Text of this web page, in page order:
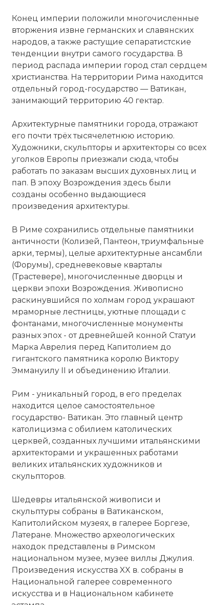
Конец империи положили многочисленные
вторжения извне германских и славянских
народов, а также растущие сепаратистские
тенденции внутри самого государства. В
период распада империи город стал сердцем
христианства. На территории Рима находится
отдельный город-государство — Ватикан,
занимающий территорию 40 гектар.
Архитектурные памятники города, отражают
его почти трёх тысячелетнюю историю.
Художники, скульпторы и архитекторы со всех
уголков Европы приезжали сюда, чтобы
работать по заказам высших духовных лиц и
пап. В эпоху Возрождения здесь были
созданы особенно выдающиеся
произведения архитектуры.
В Риме сохранились отдельные памятники
античности (Колизей, Пантеон, триумфальные
арки, термы), целые архитектурные ансамбли
(Форумы), средневековые кварталы
(Трастевере), многочисленные дворцы и
церкви эпохи Возрождения. Живописно
раскинувшийся по холмам город украшают
мраморные лестницы, уютные площади с
фонтанами, многочисленные монументы
разных эпох - от древнейшей конной Статуи
Марка Аврелия перед Капитолием до
гигантского памятника королю Виктору
Эммануилу II и объединению Италии.
Рим - уникальный город, в его пределах
находится целое самостоятельное
государство- Ватикан. Это главный центр
католицизма с обилием католических
церквей, созданных лучшими итальянскими
архитекторами и украшенных работами
великих итальянских художников и
скульпторов.
Шедевры итальянской живописи и
скульптуры собраны в Ватиканском,
Капитолийском музеях, в галерее Боргезе,
Латеране. Множество археологических
находок представлены в Римском
национальном музее, музее виллы Джулия.
Произведения искусства XX в. собраны в
Национальной галерее современного
искусства и в Национальном кабинете